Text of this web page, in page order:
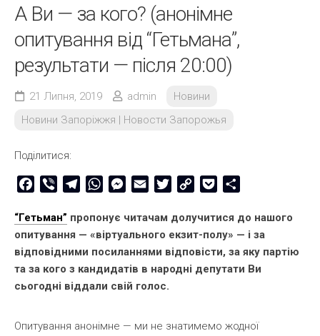
А Ви — за кого? (анонімне
опитування від “Гетьмана”,
результати — після 20:00)
21 Липня, 2019 admin
Новини
Новини Запоріжжя | Новости Запорожья
Поділитися:
Facebook
Viber TelegramWhatsAppMessenger
Email TwitterCopy
Pocket
“Гетьман” пропонує читачам долучитися до нашого
опитування — «віртуального екзит-полу» — і за
відповідними посиланнями відповісти, за яку партію
та за кого з кандидатів в народні депутати Ви
сьогодні віддали свій голос.
Опитування анонімне — ми не знатимемо жодної